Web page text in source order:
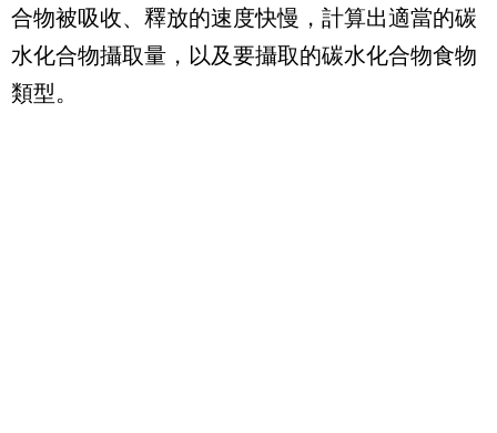
合物被吸收、釋放的速度快慢，計算出適當的碳
水化合物攝取量，以及要攝取的碳水化合物食物
類型。